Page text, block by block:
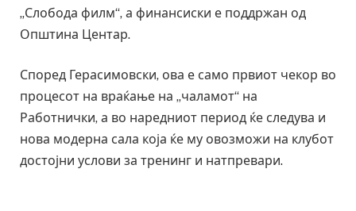
„Слобода филм“, а финансиски е поддржан од
Општина Центар.
Според Герасимовски, ова е само првиот чекор во
процесот на враќање на „чаламот“ на
Работнички, а во наредниот период ќе следува и
нова модерна сала која ќе му овозможи на клубот
достојни услови за тренинг и натпревари.